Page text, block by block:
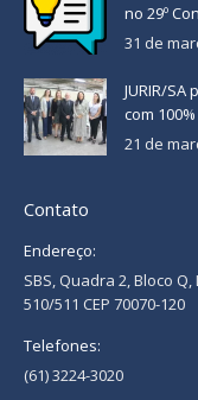
no 29º
31 de
JURIR/
com
21 de
Contato
Endereço:
SBS, Quadra 2, Bloco
510/511 CEP 70070-120
Telefones:
(61) 3224-3020